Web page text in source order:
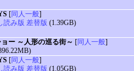
[同人一般]
読み版 差替版 (1.39GB)
ー ～人形の巡る街～ [同人一般]
[同人一般]
読み版 差替版 (1.05GB)